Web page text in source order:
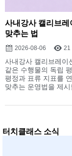
사내강사 캘리브
맞추는 법
2026-08-06 21
사내강사 캘리브레이
같은 수행물의 독립
평정과 표류 지표를
맞추는 운영법을 제시
터치클래스 소식